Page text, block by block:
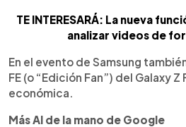
TE INTERESARÁ: La nueva
analizar videos de
En el evento de Samsung
FE (o “Edición Fan”) del Galaxy Z
económica.
Más AI de la mano de Google